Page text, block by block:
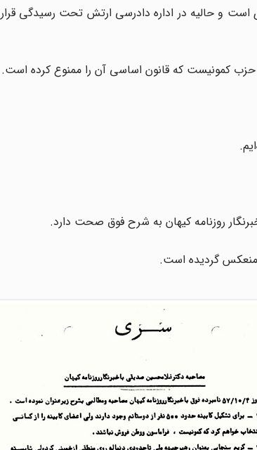
است و حالیه در اداره دادرسی ارتش تحت رسیدگی
روزنامه کیهان به شرح فوق صحت دارد.
منعکس گردیده است.